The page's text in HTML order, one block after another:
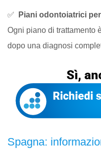
✅
Piani odontoiatrici
Ogni piano di trattamento
dopo una diagnosi
Spagna: